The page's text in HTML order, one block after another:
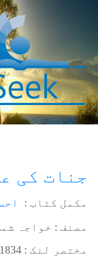
جنات کی
مکمل کتاب :
مصنف : خواجہ
مختصر لنک :